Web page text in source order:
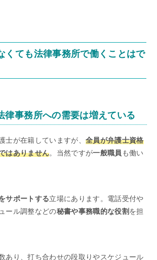
くても法律事務所で働くことはで
律事務所への需要は増えている
士が在籍していますが、 全員が弁護士資格
はありません。当然ですが一般職員 も働い
サポートする立場にあります。電話受付や
ール調整などの秘書や事務職的な役割を担
あり、打ち合わせの段取りやスケジュール